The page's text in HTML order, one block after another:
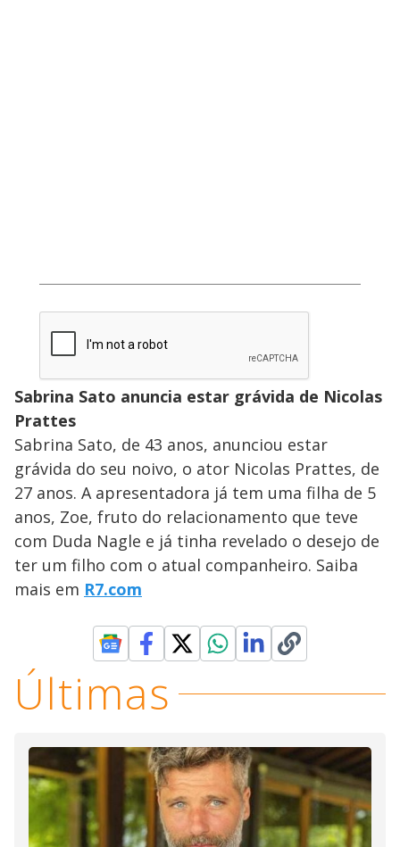
Sabrina Sato anuncia estar grávida de Nicolas
Prattes
Sabrina Sato, de 43 anos, anunciou estar
grávida do seu noivo, o ator Nicolas Prattes, de
27 anos. A apresentadora já tem uma filha de 5
anos, Zoe, fruto do relacionamento que teve
com Duda Nagle e já tinha revelado o desejo de
ter um filho com o atual companheiro. Saiba
mais em R7.com
Últimas